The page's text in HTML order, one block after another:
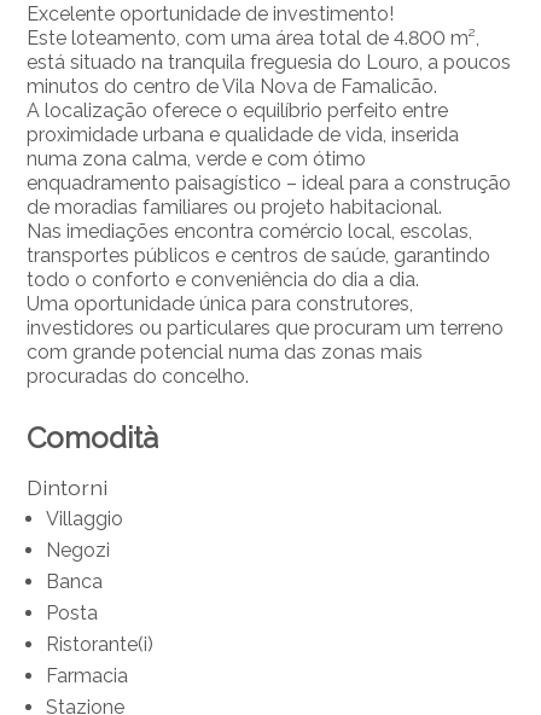
Excelente oportunidade de investimento!
Este loteamento, com uma área total de 4.800 m²,
está situado na tranquila freguesia do Louro, a poucos
minutos do centro de Vila Nova de Famalicão.
A localização oferece o equilíbrio perfeito entre
proximidade urbana e qualidade de vida, inserida
numa zona calma, verde e com ótimo
enquadramento paisagístico – ideal para a construção
de moradias familiares ou projeto habitacional.
Nas imediações encontra comércio local, escolas,
transportes públicos e centros de saúde, garantindo
todo o conforto e conveniência do dia a dia.
Uma oportunidade única para construtores,
investidores ou particulares que procuram um terreno
com grande potencial numa das zonas mais
procuradas do concelho.
Comodità
Dintorni
Villaggio
Negozi
Banca
Posta
Ristorante(i)
Farmacia
Stazione